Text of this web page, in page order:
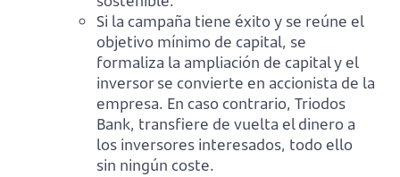
Si la campaña tiene éxito y se reúne el
objetivo mínimo de capital, se
formaliza la ampliación de capital y el
inversor se convierte en accionista de la
empresa. En caso contrario, Triodos
Bank, transfiere de vuelta el dinero a
los inversores interesados, todo ello
sin ningún coste.